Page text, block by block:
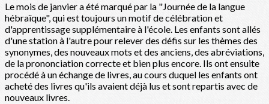
Le mois de janvier a été marqué par la "Journée de la langue
hébraïque", qui est toujours un motif de célébration et
d'apprentissage supplémentaire à l'école. Les enfants sont allés
d'une station à l'autre pour relever des défis sur les thèmes des
synonymes, des nouveaux mots et des anciens, des abréviations,
de la prononciation correcte et bien plus encore. Ils ont ensuite
procédé à un échange de livres, au cours duquel les enfants ont
acheté des livres qu'ils avaient déjà lus et sont repartis avec de
nouveaux livres.